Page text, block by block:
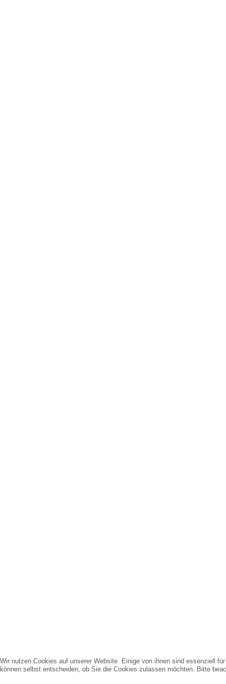
Wir nutzen Cookies auf unserer Website. Einige von ihnen sind essenziell
können selbst entscheiden, ob Sie die Cookies zulassen möchten. Bitte